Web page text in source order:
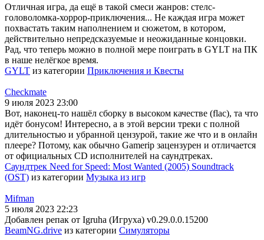
Отличная игра, да ещё в такой смеси жанров: стелс-
головоломка-хоррор-приключения... Не каждая игра может
похвастать таким наполнением и сюжетом, в котором,
действительно непредсказуемые и неожиданные концовки.
Рад, что теперь можно в полной мере поиграть в GYLT на ПК
в наше нелёгкое время.
GYLT из категории Приключения и Квесты
Checkmate
9 июля 2023 23:00
Вот, наконец-то нашёл сборку в высоком качестве (flac), та что
идёт бонусом! Интересно, а в этой версии треки с полной
длительностью и убранной цензурой, такие же что и в онлайн
плеере? Потому, как обычно Gamerip зацензурен и отличается
от официальных CD исполнителей на саундтреках.
Саундтрек Need for Speed: Most Wanted (2005) Soundtrack
(OST) из категории Музыка из игр
Mifman
5 июля 2023 22:23
Добавлен репак от Igruha (Игруха) v0.29.0.0.15200
BeamNG.drive из категории Симуляторы